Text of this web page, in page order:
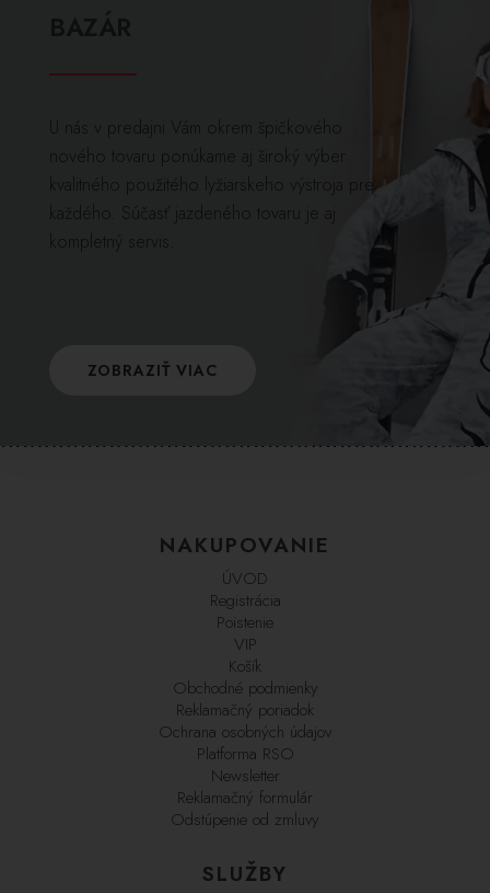
U nás v predajni Vám okrem špičkového
nového tovaru ponúkame aj široký výber
kvalitného použitého lyžiarskeho výstroja pre
každého. Súčasť jazdeného tovaru je aj
kompletný servis.
ZOBRAZIŤ VIAC
NAKUPOVANIE
ÚVOD
Registrácia
Poistenie
VIP
Košík
Obchodné podmienky
Reklamačný poriadok
Ochrana osobných údajov
Platforma RSO
Newsletter
Reklamačný formulár
Odstúpenie od zmluvy
SLUŽBY